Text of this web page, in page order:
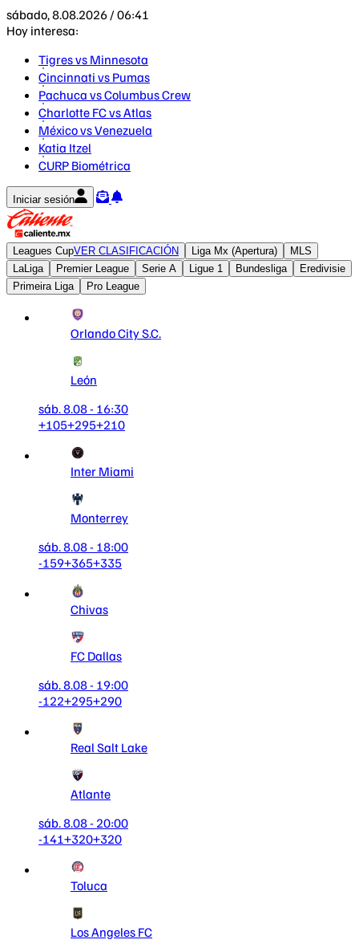
sábado, 8.08.2026 / 06:41
Hoy interesa:
Tigres vs Minnesota
Cincinnati vs Pumas
Pachuca vs Columbus Crew
Charlotte FC vs Atlas
México vs Venezuela
Katia Itzel
CURP Biométrica
Iniciar sesión
Leagues CupVER CLASIFICACIÓN Liga Mx (Apertura)
MLS
LaLiga
Premier League Serie A Ligue 1 Bundesliga
Eredivisie
Primeira Liga
Pro League
Orlando City S.C.
León
sáb. 8.08 - 16:30
+105+295+210
Inter Miami
Monterrey
sáb. 8.08 - 18:00
-159+365+335
Chivas
FC Dallas
sáb. 8.08 - 19:00
-122+295+290
Real Salt Lake
Atlante
sáb. 8.08 - 20:00
-141+320+320
Toluca
Los Angeles FC